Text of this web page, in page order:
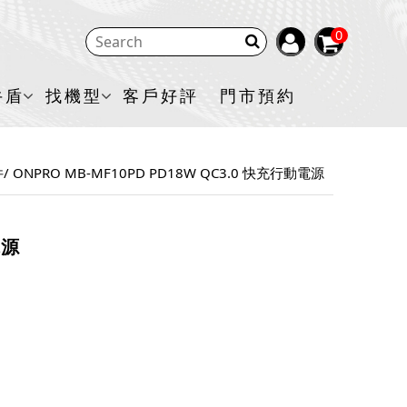
0
盾 找機型 客戶好評 門市預約
ONPRO MB-MF10PD PD18W QC3.0 快充行動電源